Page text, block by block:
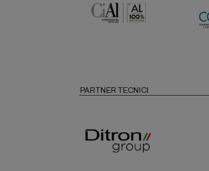
PARTNER TECNICI